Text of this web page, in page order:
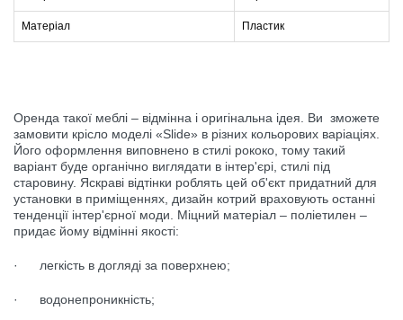
Матеріал Пластик
Оренда такої меблі – відмінна і оригінальна ідея. Ви зможете
замовити крісло моделі «Slide» в різних кольорових варіаціях.
Його оформлення виповнено в стилі рококо, тому такий
варіант буде органічно виглядати в інтер'єрі, стилі під
старовину. Яскраві відтінки роблять цей об'єкт придатний для
установки в приміщеннях, дизайн котрий враховують останні
тенденції інтер'єрної моди. Міцний матеріал – поліетилен –
придає йому відмінні якості:
· легкість в догляді за поверхнею;
· водонепроникність;